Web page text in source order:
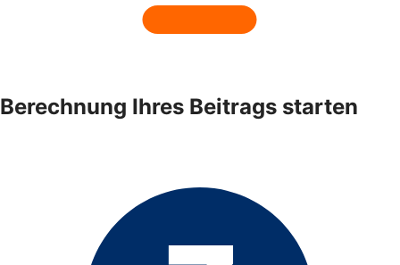
Berechnung Ihres Beitrags starten